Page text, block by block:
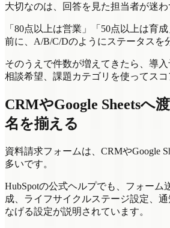
大切なのは、回答を見た担当者が迷わ
「80点以上は営業」「50点以上は育
前に、A/B/C/Dのようにステータスを
そのうえで件数が増えてきたら、導入
相談希望、課題カテゴリを使ってスコ
CRMやGoogle Sheetsへ
名を揃える
資料請求フォームは、CRMやGoogle
多いです。
HubSpotの公式ヘルプでも、フォーム
成、ライフサイクルステージ設定、
なげる設定が説明されています。